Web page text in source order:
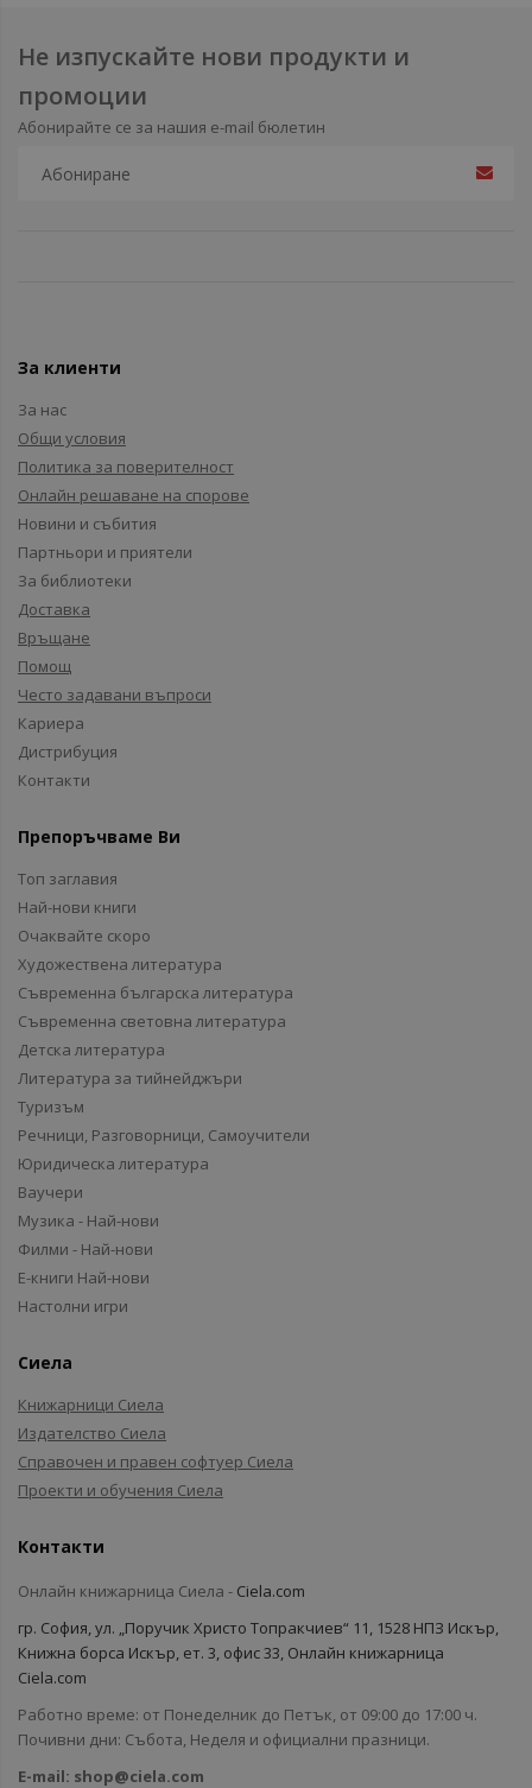
Не изпускайте нови продукти и
промоции
Абонирайте се за нашия e-mail бюлетин
За клиенти
За нас
Общи условия
Политика за поверителност
Онлайн решаване на спорове
Новини и събития
Партньори и приятели
За библиотеки
Доставка
Връщане
Помощ
Често задавани въпроси
Кариера
Дистрибуция
Контакти
Препоръчваме Ви
Топ заглавия
Най-нови книги
Очаквайте скоро
Художествена литература
Съвременна българска литература
Съвременна световна литература
Детска литература
Литература за тийнейджъри
Туризъм
Речници, Разговорници, Самоучители
Юридическа литература
Ваучери
Музика - Най-нови
Филми - Най-нови
Е-книги Най-нови
Настолни игри
Сиела
Книжарници Сиела
Издателство Сиела
Справочен и правен софтуер Сиела
Проекти и обучения Сиела
Контакти
Онлайн книжарница Сиела - Ciela.com
гр. София, ул. „Поручик Христо Топракчиев“ 11, 1528 НПЗ Искър,
Книжна борса Искър, ет. 3, офис 33, Онлайн книжарница
Ciela.com
Работно време: от Понеделник до Петък, от 09:00 до 17:00 ч.
Почивни дни: Събота, Неделя и официални празници.
E-mail: shop@ciela.com